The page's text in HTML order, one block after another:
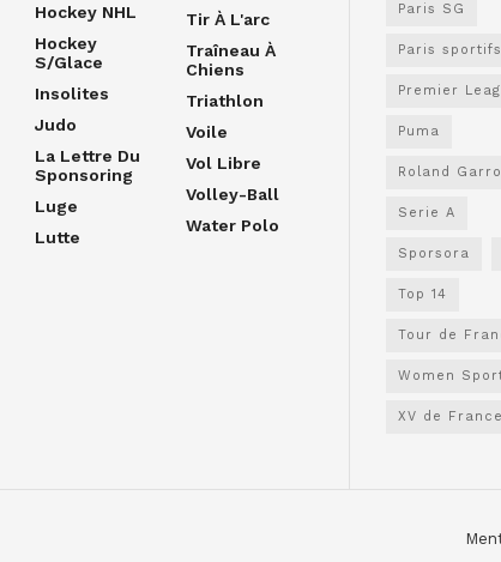
Hockey NHL
Hockey
S/glace
Insolites
Judo
La Lettre Du
Sponsoring
Luge
Lutte
Tir À L'arc
Traîneau À
Chiens
Triathlon
Voile
Vol Libre
Volley-Ball
Water Polo
Paris SG
Paris sportifs
Premier
Puma
Roland
Serie A
Sporsora
Top 14
Tour de
Women
XV de France